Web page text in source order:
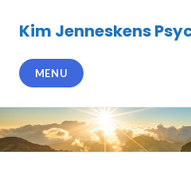
naar
inhoud
Kim Jenneskens
MENU